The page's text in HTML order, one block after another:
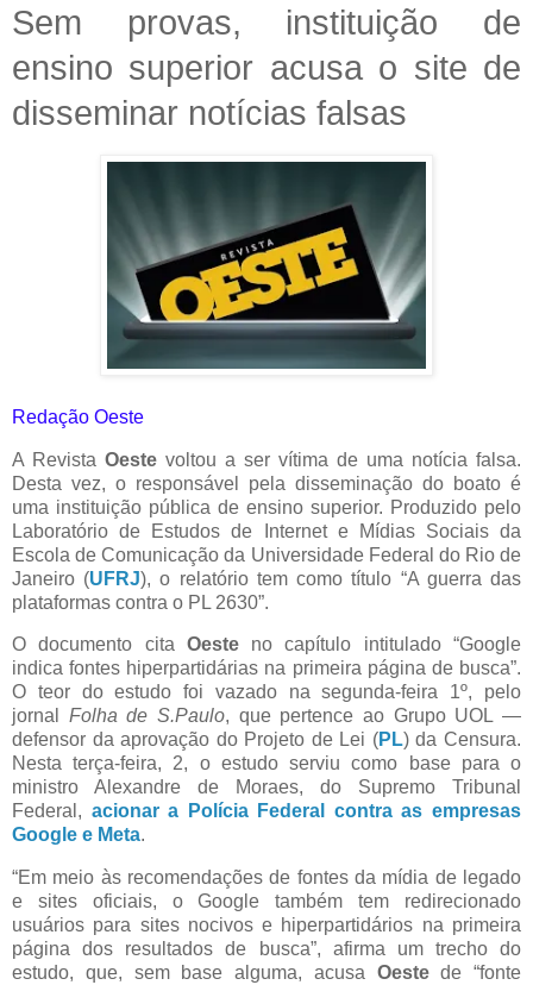
Sem provas, instituição de
ensino superior acusa o site de
disseminar notícias falsas
Redação Oeste
A Revista Oeste voltou a ser vítima de uma notícia falsa.
Desta vez, o responsável pela disseminação do boato é
uma instituição pública de ensino superior. Produzido pelo
Laboratório de Estudos de Internet e Mídias Sociais da
Escola de Comunicação da Universidade Federal do Rio de
Janeiro (UFRJ), o relatório tem como título “A guerra das
plataformas contra o PL 2630”.
O documento cita Oesteno capítulo intitulado “Google
indica fontes hiperpartidárias na primeira página de busca”.
O teor do estudo foi vazado na segunda-feira 1º, pelo
jornal Folha de S.Paulo, que pertence ao Grupo UOL —
defensor da aprovação do Projeto de Lei (PL) da Censura.
Nesta terça-feira, 2, o estudo serviu como base para o
ministro Alexandre de Moraes, do Supremo Tribunal
Federal, acionar a Polícia Federal contra as empresas
Google e Meta.
“Em meio às recomendações de fontes da mídia de legado
e sites oficiais, o Google também tem redirecionado
usuários para sites nocivos e hiperpartidários na primeira
página dos resultados de busca”, afirma um trecho do
estudo, que, sem base alguma, acusa Oestede “fonte